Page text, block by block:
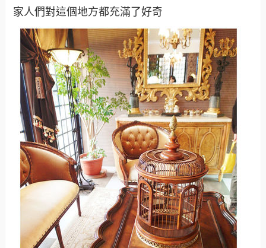
家人們對這個地方都充滿了好奇